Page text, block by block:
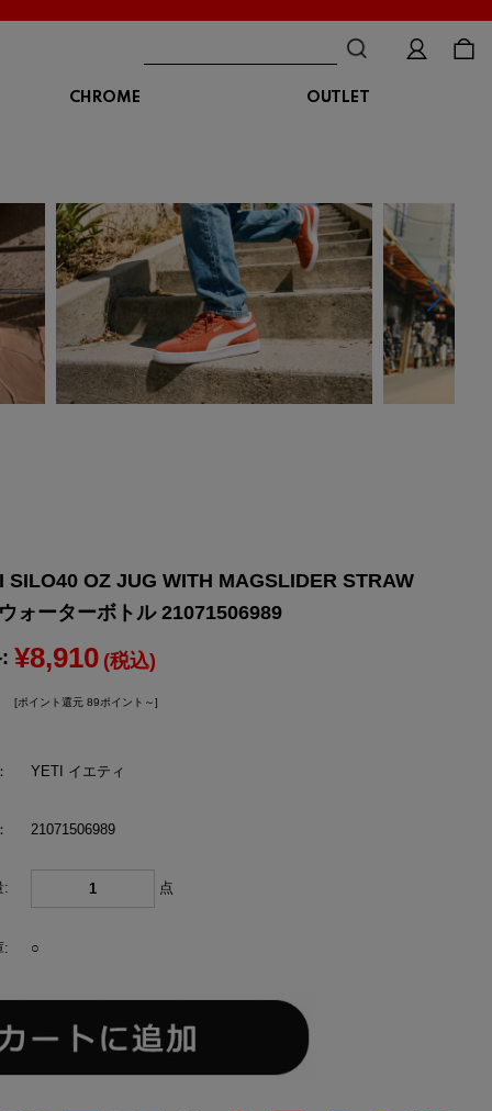
MALIBUSANDALS
マリブサンダルズ
MERRELL
メレル
MIZUNO
Organic handloom
オーガニックハンドルーム
PALLADIUM
パラディウム
PANTHER
メッセンジャーバッグ
バックパック
トートバッグ
カメラバッグ
アクセサリー
CHROME
OUTLET
SILO40 OZ JUG WITH MAGSLIDER STRAW
ォーターボトル 21071506989
¥8,910 (税込)
[ポイント還元 89ポイント～]
YETI イエティ
21071506989
: 点
: ○